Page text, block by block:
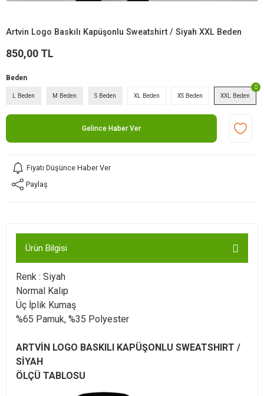
Artvin Logo Baskılı Kapüşonlu Sweatshirt / Siyah XXL Beden
850,00 TL
Beden
L Beden M Beden S Beden XL Beden XS Beden XXL Beden
Gelince Haber Ver
Fiyatı Düşünce Haber Ver
Paylaş
Ürün Bilgisi
Renk : Siyah
Normal Kalıp
Üç İplik Kumaş
%65 Pamuk, %35 Polyester
ARTVİN LOGO BASKILI KAPÜŞONLU SWEATSHIRT /
SİYAH
ÖLÇÜ TABLOSU